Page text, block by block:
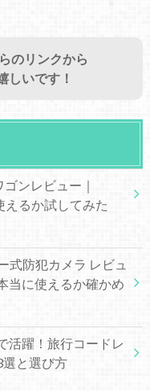
のリンクから
しいです！
ンレビュー｜
えるか試してみた
式防犯カメラ レビュ
当に使えるか確かめ
活躍！旅行コードレ
と選び方